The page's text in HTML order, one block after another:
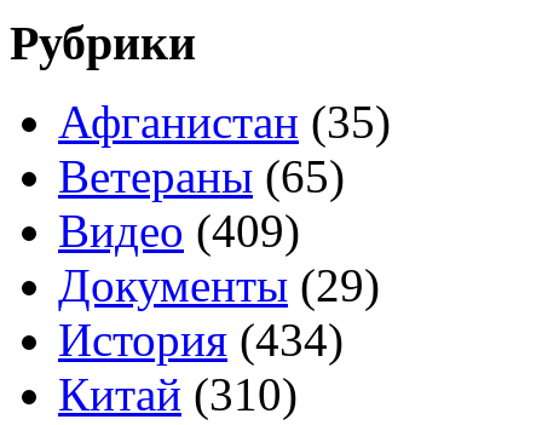
Рубрики
Афганистан (35)
Ветераны (65)
Видео (409)
Документы (29)
История (434)
Китай (310)